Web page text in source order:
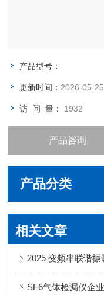
产品型号：
更新时间： 2026-05-25
访 问 量： 1932
产品咨询
产品分类
相关文章